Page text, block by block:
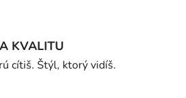
KVALITU
cítiš. Štýl, ktorý vidíš.